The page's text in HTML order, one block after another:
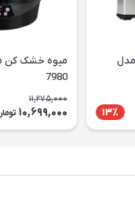
13٪
7980
11,275,000
10,699,000